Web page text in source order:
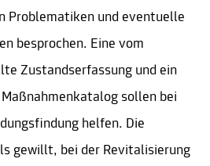
Problematiken und eventuelle
besprochen. Eine vom
Zustandserfassung und ein
sollen bei
helfen. Die
gewillt, bei der Revitalisierung